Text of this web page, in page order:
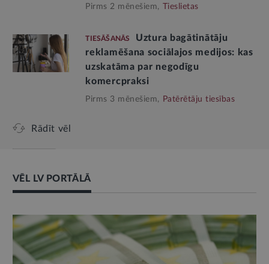
Pirms 2 mēnešiem, Tieslietas
TIESĀŠANĀS
Uztura bagātinātāju
reklamēšana sociālajos medijos: kas
uzskatāma par negodīgu
komercpraksi
Pirms 3 mēnešiem, Patērētāju tiesības
Rādīt vēl
VĒL LV PORTĀLĀ